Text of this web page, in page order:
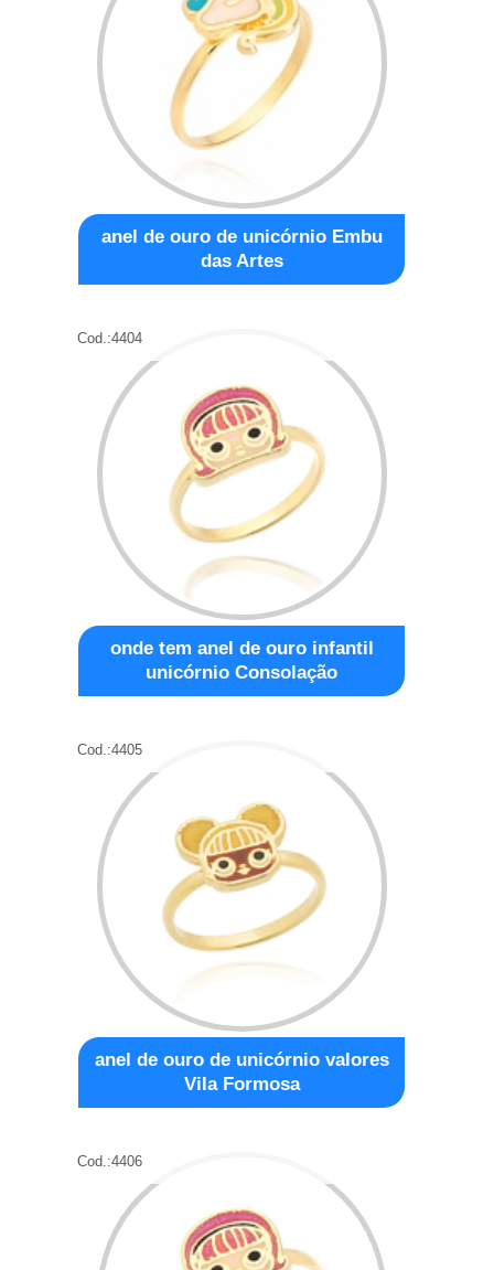
anel de ouro de unicórnio Embu
das Artes
Cod.:4404
onde tem anel de ouro infantil
unicórnio Consolação
Cod.:4405
anel de ouro de unicórnio valores
Vila Formosa
Cod.:4406